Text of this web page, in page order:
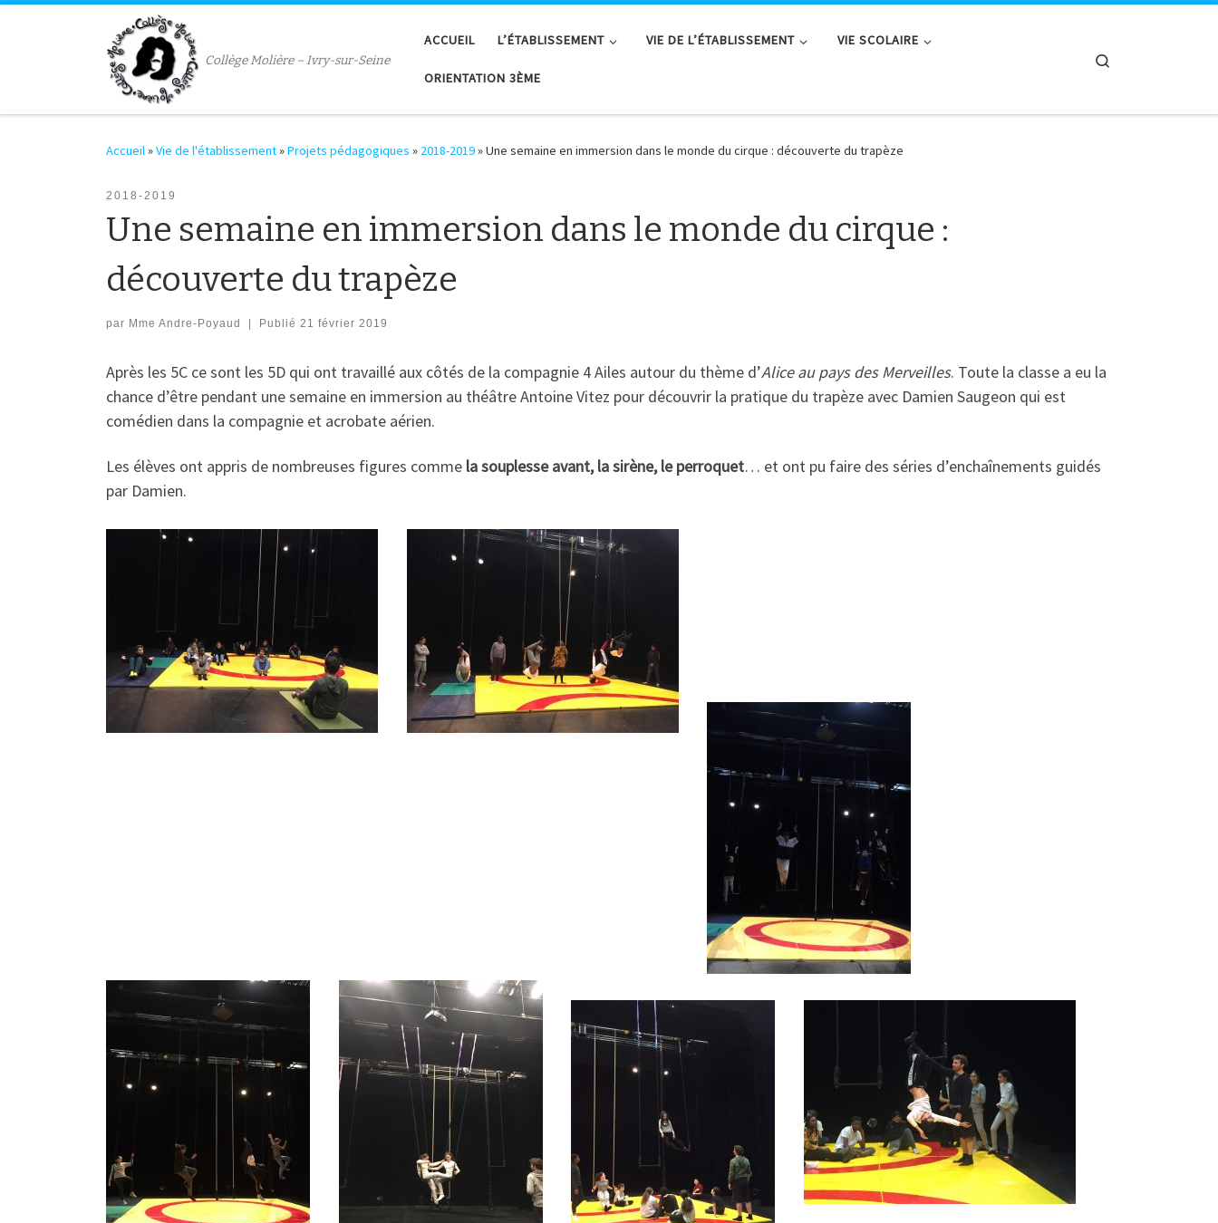
Passer au contenu
Collège Molière – Ivry-sur-Seine
ACCUEIL L’ÉTABLISSEMENT VIE DE L’ÉTABLISSEMENT VIE SCOLAIRE
ORIENTATION 3ÈME
Accueil»Vie de l'établissement»Projets pédagogiques » 2018-2019»Une semaine en immersion dans le monde du cirque : découverte du trapèze
2018-2019
Une semaine en immersion dans le monde du cirque :
découverte du trapèze
par Mme Andre-Poyaud Publié 21 février 2019
Après les 5C ce sont les 5D qui ont travaillé aux côtés de la compagnie 4 Ailes autour du thème d’Alice au pays des Merveilles. Toute la classe a eu la
chance d’être pendant une semaine en immersion au théâtre Antoine Vitez pour découvrir la pratique du trapèze avec Damien Saugeon qui est
comédien dans la compagnie et acrobate aérien.
Les élèves ont appris de nombreuses figures comme la souplesse avant, la sirène, le perroquet… et ont pu faire des séries d’enchaînements guidés
par Damien.